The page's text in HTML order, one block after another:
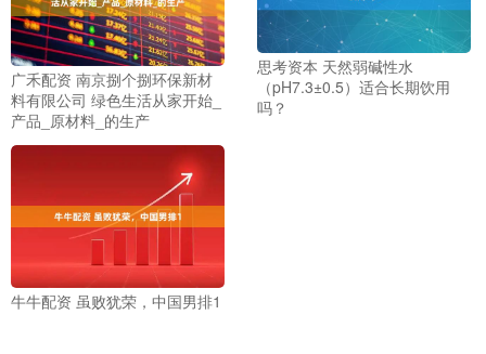
广禾配资 南京捌个捌环保新材
料有限公司 绿色生活从家开始_
产品_原材料_的生产
思考资本 天然弱碱性水
（pH7.3±0.5）适合长期饮用
吗？
牛牛配资 虽败犹荣，中国男排1